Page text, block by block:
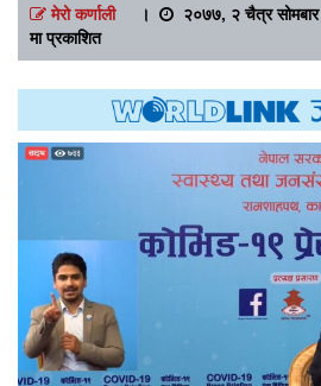
मेरो कर्णाली।
२०७७, २ चैत्र सोमबार
मा प्रकाशित